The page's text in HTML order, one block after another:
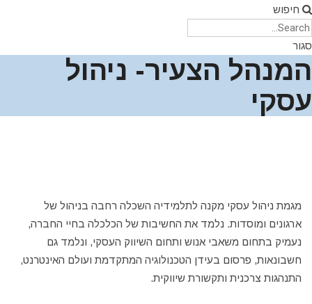
חיפוש
סגור
המנהל הצעיר- ניהול
עסקי
מגמת ניהול עסקי מקנה לתלמידיה השכלה רחבה בניהול של
ארגונים ומוסדות. נלמד את החשיבות של הכלכלה בחיי החברה,
נעמיק בתחום משאבי אנוש ותחום השיווק העסקי, ונלמד גם
חשבונאות, פרסום בעידן הטכנולוגיה המתקדמת ועולם האינטרנט,
התנהגות צרכנית ותקשורת שיווקית.